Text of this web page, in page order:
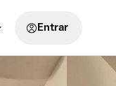
Entrar